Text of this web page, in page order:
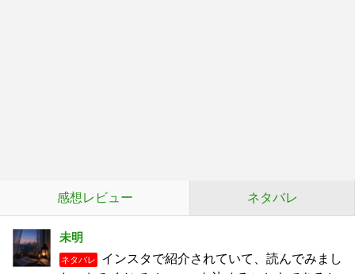
感想レビュー ネタバレ
未明
ネタバレ
インスタで紹介されていて、読んでみまし